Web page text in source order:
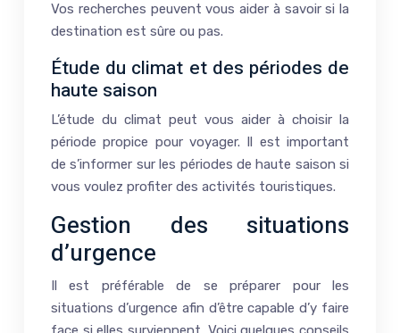
Vos recherches peuvent vous aider à savoir si la
destination est sûre ou pas.
Étude du climat et des périodes de
haute saison
L’étude du climat peut vous aider à choisir la
période propice pour voyager. Il est important
de s’informer sur les périodes de haute saison si
vous voulez profiter des activités touristiques.
Gestion des situations
d’urgence
Il est préférable de se préparer pour les
situations d’urgence afin d’être capable d’y faire